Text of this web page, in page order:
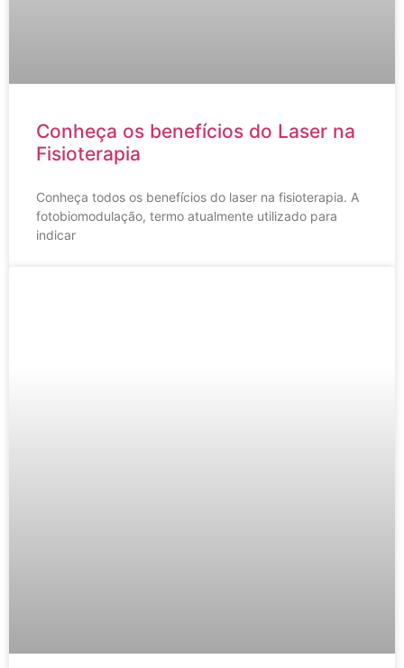
Conheça os benefícios do Laser na
Fisioterapia
Conheça todos os benefícios do laser na fisioterapia. A
fotobiomodulação, termo atualmente utilizado para
indicar